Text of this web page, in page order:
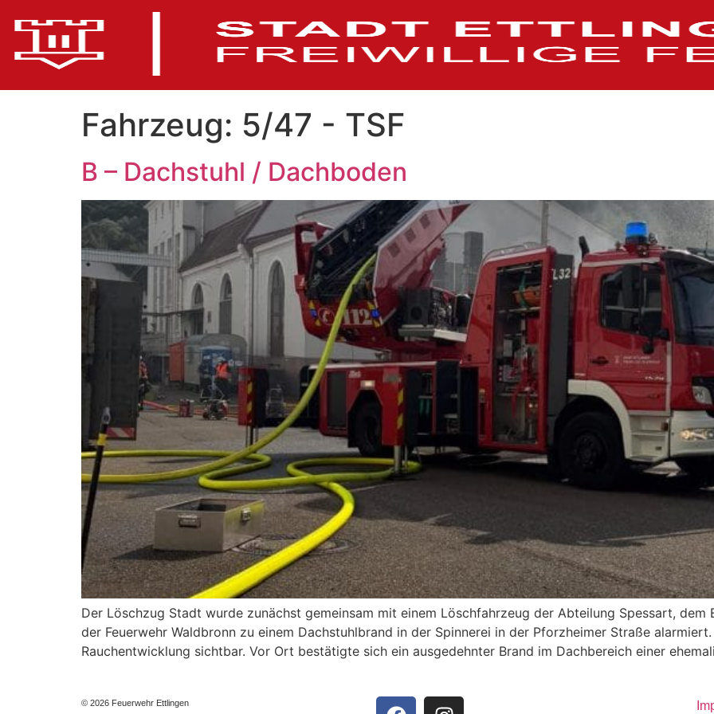
Fahrzeug: 5/47 - TSF
B – Dachstuhl / Dachboden
Der Löschzug Stadt wurde zunächst gemeinsam mit einem Löschfahrzeug der Abteilung Spessart, dem
der Feuerwehr Waldbronn zu einem Dachstuhlbrand in der Spinnerei in der Pforzheimer Straße
Rauchentwicklung sichtbar. Vor Ort bestätigte sich ein ausgedehnter Brand im Dachbereich einer
© 2026 Feuerwehr Ettlingen